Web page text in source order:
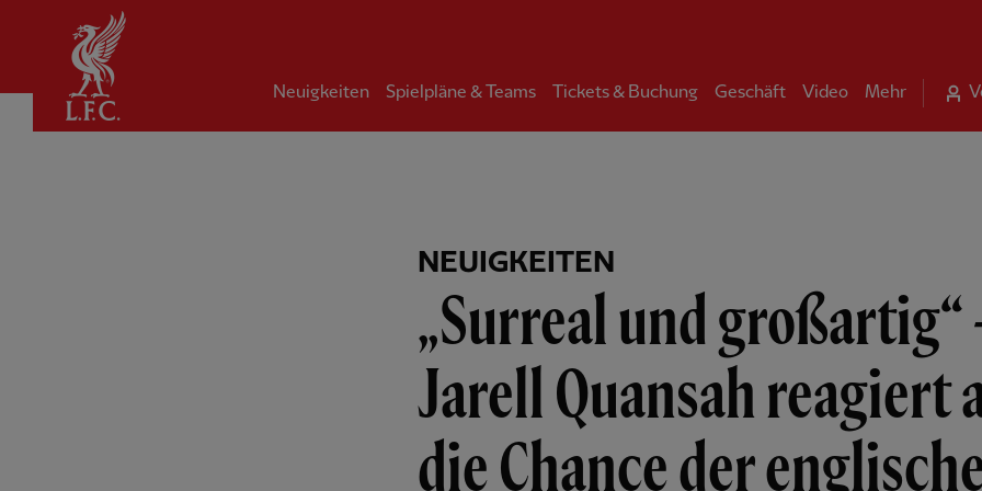
Neuigkeiten Spielpläne & Teams Tickets & Buchung Geschäft Video Mehr
NEUIGKEITEN
„Surreal und großartig“
Jarell Quansah reagiert
die Chance der